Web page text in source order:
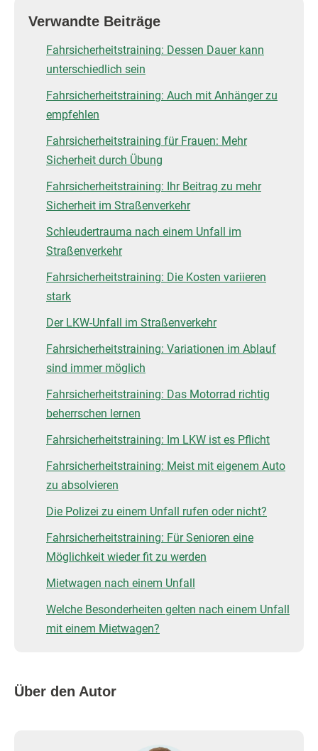
Verwandte Beiträge
Fahrsicherheitstraining: Dessen Dauer kann
unterschiedlich sein
Fahrsicherheitstraining: Auch mit Anhänger zu
empfehlen
Fahrsicherheitstraining für Frauen: Mehr
Sicherheit durch Übung
Fahrsicherheitstraining: Ihr Beitrag zu mehr
Sicherheit im Straßenverkehr
Schleudertrauma nach einem Unfall im
Straßenverkehr
Fahrsicherheitstraining: Die Kosten variieren
stark
Der LKW-Unfall im Straßenverkehr
Fahrsicherheitstraining: Variationen im Ablauf
sind immer möglich
Fahrsicherheitstraining: Das Motorrad richtig
beherrschen lernen
Fahrsicherheitstraining: Im LKW ist es Pflicht
Fahrsicherheitstraining: Meist mit eigenem Auto
zu absolvieren
Die Polizei zu einem Unfall rufen oder nicht?
Fahrsicherheitstraining: Für Senioren eine
Möglichkeit wieder fit zu werden
Mietwagen nach einem Unfall
Welche Besonderheiten gelten nach einem Unfall
mit einem Mietwagen?
Über den Autor